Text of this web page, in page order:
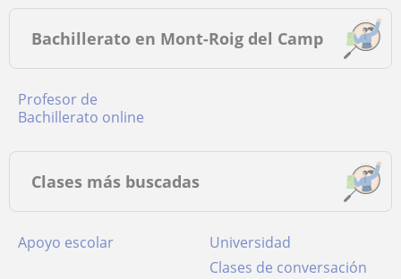
Bachillerato en Mont-Roig del Camp
Profesor de
Bachillerato online
Clases más buscadas
Apoyo escolar
Universidad
Clases de conversación